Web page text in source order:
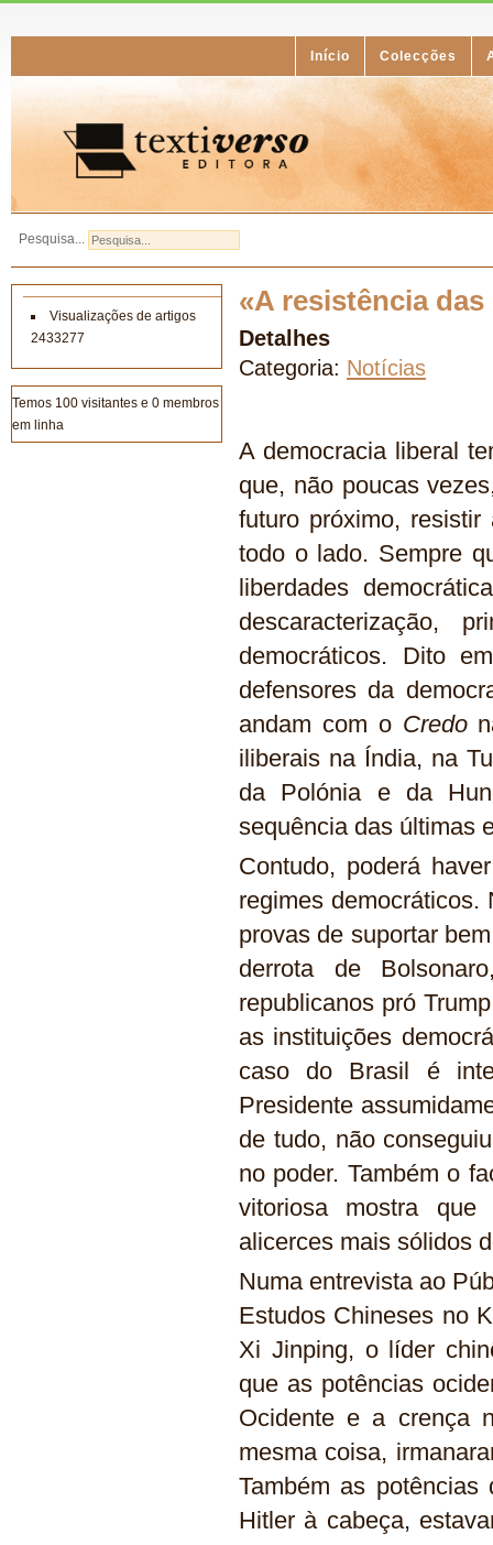
Início Colecções
Pesquisa...
Visualizações de artigos
2433277
Temos 100 visitantes e 0 membros
em linha
«A resistência
Detalhes
Categoria: Notícias
A democracia liberal
que, não poucas
futuro próximo,
todo o lado. Sempre
liberdades
descaracterização,
democráticos. Dito
defensores da
andam com o Credo
iliberais na Índia, na
da Polónia e da
sequência das últimas
Contudo, poderá
regimes
provas de suportar
derrota de
republicanos pró
as instituições
caso do Brasil é
Presidente
de tudo, não
no poder. Também o
vitoriosa mostra que
alicerces mais sólidos
Numa entrevista ao
Estudos Chineses no
Xi Jinping, o líder
que as potências
Ocidente e a crença
mesma coisa,
Também as
Hitler à cabeça,